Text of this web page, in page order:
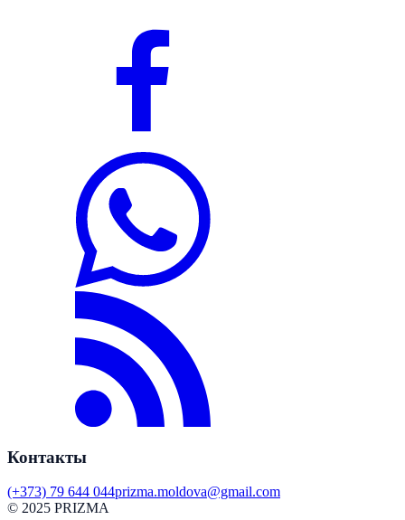
Контакты
(+373) 79 644 044prizma.moldova@gmail.com
© 2025 PRIZMA